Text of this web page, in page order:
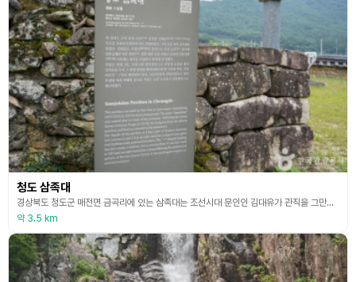
청도 삼족대
경상북도 청도군 매전면 금곡리에 있는 삼족대는 조선시대 문인인 김대유가 관직을 그만두고 후학들을 지도하며 만년을 보내기 위해 세운 조선 시대의 별장이다. 김대유는 세상에서 가장 행복한 사람은 만족할 줄 알아야 한다면서 벼슬도 현감을 지냈으니 벼슬로도 만족하고 항상 밥상에 반찬이 부족하지 않으니 먹는 것도 만족하고 나이도 환갑을 넘겼으니 수명도 만족한다 하여 삼족이라고 이름 지었다. 학일산의 지맥이 동창천으로 숙으러드는 등성이에 동남향으로 배치되어 있다.
약 3.5 km